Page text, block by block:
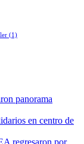
(1)
panorama
en centro de
regresaron por